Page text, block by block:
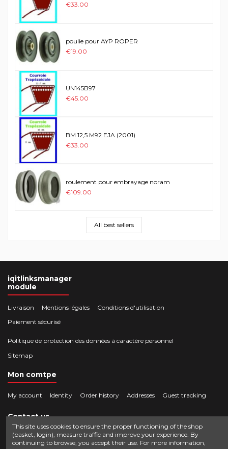
€33.00
poulie pour AYP ROPER
€19.00
UN145B97
€45.00
BM 12,5 M92 EJA (2001)
€33.00
roulement pour embrayage noram
€109.00
All best sellers
iqitlinksmanager
module
Livraison Mentions légales
Conditions d'utilisation
Paiement sécurisé
Politique de protection des données à caractère personnel
Sitemap
Mon comtpe
My account Identity Order history Addresses Guest tracking
Contact us
Crocbois-motoculture.com
50 route de Villefort 48800 Pied-de-Borne
0624436257
This site uses cookies to ensure the proper functioning of the shop
(basket, login), measure traffic and improve your experience. By
continuing to browse, you accept their use. For more information,